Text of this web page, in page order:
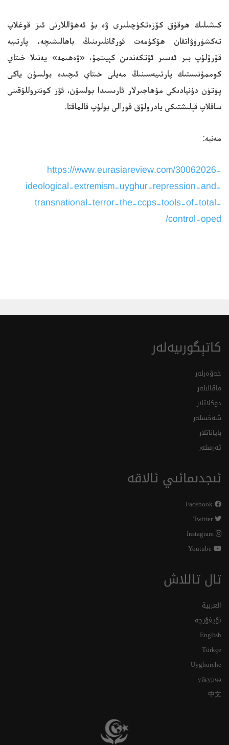
كىشىلىك ھوقۇق كۆزەتكۈچىلىرى ۋە بۇ ئەھۋاللارنى ئىز قوغلاپ
تەكشۈرۈۋاتقان ھۆكۈمەت ئورگانلىرىنىڭ باھالىشىچە، پارتىيە
قۇرۇلۇپ بىر ئەسىر ئۆتكەندىن كېيىنمۇ، «ۋەھىمە» يەنىلا خىتاي
كوممۇنىستىك پارتىيەسىنىڭ مەيلى خىتاي ئىچىدە بولسۇن ياكى
پۈتۈن دۇنيادىكى مۇھاجىرلار ئارىسىدا بولسۇن، ئۆز كونتروللۇقىنى
ساقلاپ قېلىشتىكى يادرولۇق قورالى بولۇپ قالماقتا.
مەنبە:
https://www.eurasiareview.com/30062026-
ideological-extremism-uyghur-repression-and-
transnational-terror-the-ccps-tools-of-total-
control-oped/
كاتېگورىيەلەر
خەۋەرلەر
ماقالىلەر
دوكلاتلار
شەخسلەر
باياناتلار
تەرمىلەر
ئىجدىمائىي ئالاقە
تال تاللاش
العربية
ئۇيغۇرچە
English
Türkçe
Uyghurche
уйғурчә
中文